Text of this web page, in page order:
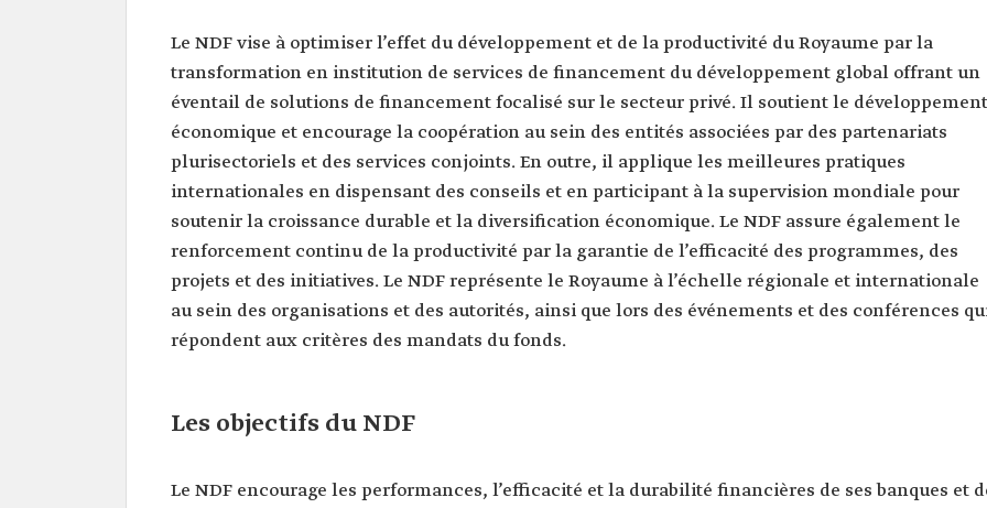
Le NDF vise à optimiser l’effet du développement et de la productivité du Royaume par la
transformation en institution de services de financement du développement global offrant un
éventail de solutions de financement focalisé sur le secteur privé. Il soutient le développement
économique et encourage la coopération au sein des entités associées par des partenariats
plurisectoriels et des services conjoints. En outre, il applique les meilleures pratiques
internationales en dispensant des conseils et en participant à la supervision mondiale pour
soutenir la croissance durable et la diversification économique. Le NDF assure également le
renforcement continu de la productivité par la garantie de l’efficacité des programmes, des
projets et des initiatives. Le NDF représente le Royaume à l’échelle régionale et internationale
au sein des organisations et des autorités, ainsi que lors des événements et des conférences
répondent aux critères des mandats du fonds.
Les objectifs du NDF
Le NDF encourage les performances, l’efficacité et la durabilité financières de ses banques et